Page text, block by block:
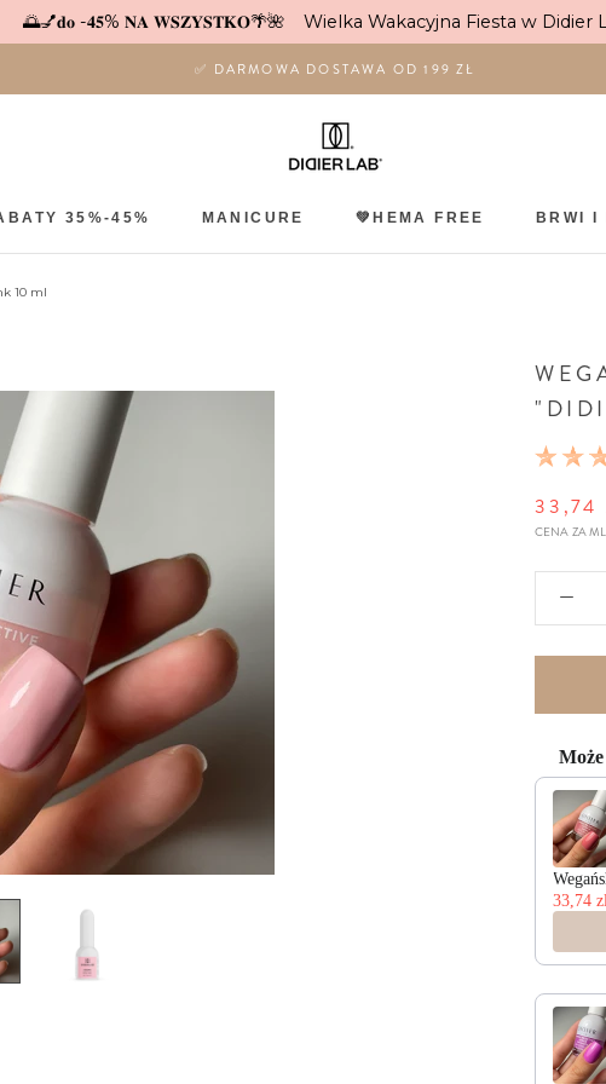
🌅💅𝐝𝐨 -𝟒𝟓% 𝐍𝐀 𝐖𝐒𝐙𝐘𝐒𝐓𝐊𝐎🌴🌺 Wielka Wakacyjna Fiesta w Didier
✅ DARMOWA DOSTAWA OD 199 ZŁ
35%-45%
MANICURE 💚HEMA FREE BRWI I
10 ml
33,74
CENA ZA
Use the
33,74 zl